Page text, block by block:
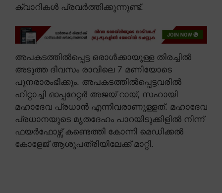
ക്വാറികൾ പ്രവർത്തിക്കുന്നുണ്ട്.
അപകടത്തിൽപ്പെട്ട ഒരാൾക്കായുള്ള തിരച്ചിൽ
അടുത്ത ദിവസം രാവിലെ 7 മണിയോടെ
പുനരാരംഭിക്കും. അപകടത്തിൽപ്പെട്ടവരിൽ
ഹിറ്റാച്ചി ഓപ്പറേറ്റർ അജയ് റായ്, സഹായി
മഹാദേവ പ്രധാൻ എന്നിവരാണുള്ളത്. മഹാദേവ
പ്രധാനയുടെ മൃതദേഹം പാറയിടുക്കിളിൽ നിന്ന്
ഫയർഫോഴ്സ് കണ്ടെത്തി കോന്നി മെഡിക്കൽ
കോളേജ് ആശുപത്രിയിലേക്ക് മാറ്റി.